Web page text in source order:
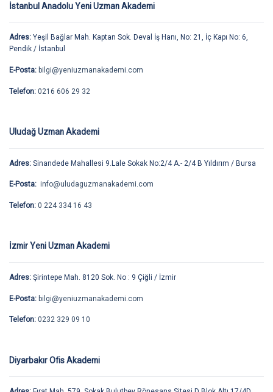
İstanbul Anadolu Yeni Uzman Akademi
Adres: Yeşil Bağlar Mah. Kaptan Sok. Deval İş Hanı, No: 21, İç Kapı No: 6,
Pendik / İstanbul
E-Posta: bilgi@yeniuzmanakademi.com
Telefon: 0216 606 29 32
Uludağ Uzman Akademi
Adres: Sinandede Mahallesi 9.Lale Sokak No:2/4 A.- 2/4 B Yıldırım / Bursa
E-Posta: info@uludaguzmanakademi.com
Telefon: 0 224 334 16 43
İzmir Yeni Uzman Akademi
Adres: Şirintepe Mah. 8120 Sok. No : 9 Çiğli / İzmir
E-Posta: bilgi@yeniuzmanakademi.com
Telefon: 0232 329 09 10
Diyarbakır Ofis Akademi